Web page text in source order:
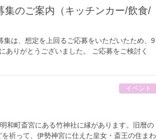
集のご案内（キッチンカー/飲食/
集は、想定を上回るご応募をいただいたため、9
ありがとうございました。 ご応募をご検討く
イベント
和町斎宮にある竹神社に縁があります。旧暦の
祈って、伊勢神宮に仕えた皇女・斎王の住まわ